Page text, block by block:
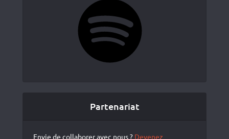
Partenariat
Envie de collaborer avec nous ? Devenez